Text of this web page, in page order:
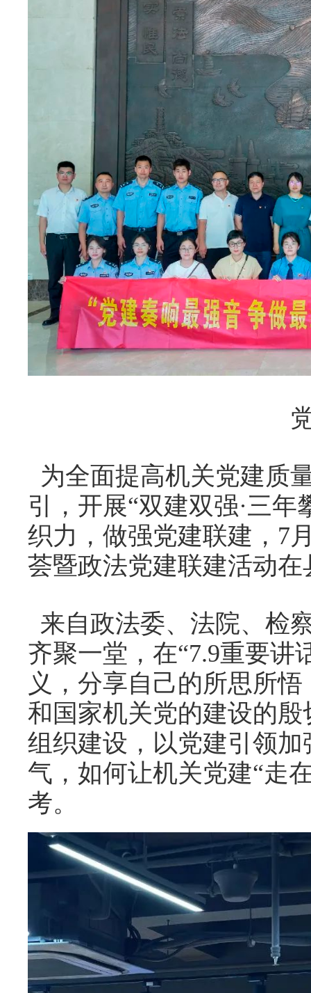
为全面提高机关党建质
引，开展“双建双强·三
织力，做强党建联建，7
荟暨政法党建联建活动
来自政法委、法院、检
齐聚一堂，在“7.9重要讲
义，分享自己的所思所
和国家机关党的建设的
组织建设，以党建引领
气，如何让机关党建“走
考。